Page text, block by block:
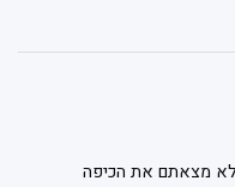
לא מצאתם את הכיפה